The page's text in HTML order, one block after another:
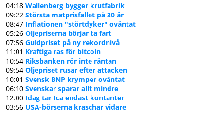
04:18 Wallenberg bygger krutfabrik
09:22 Största matprisfallet på 30 år
08:47 Inflationen "störtdyker" oväntat
05:26 Oljepriserna börjar ta fart
07:56 Guldpriset på ny rekordnivå
11:01 Kraftiga ras för bitcoin
10:54 Riksbanken rör inte räntan
09:54 Oljepriset rusar efter attacken
10:01 Svensk BNP krymper oväntat
06:10 Svenskar sparar allt mindre
12:00 Idag tar Ica endast kontanter
03:56 USA-börserna kraschar vidare